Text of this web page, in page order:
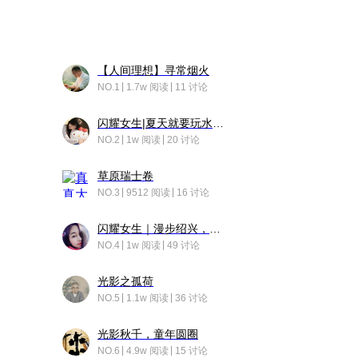
【人间理想】寻常烟火
NO.1 1.7w 阅读 11 讨论
NO.2 1w 阅读 20 讨论
草原瑞士卷
NO.3 9512 阅读 16 讨论
NO.4 1w 阅读 49 讨论
光影之孤荷
NO.5 1.1w 阅读 36 讨论
光影秋千，童年圆圈
NO.6 4.9w 阅读 15 讨论